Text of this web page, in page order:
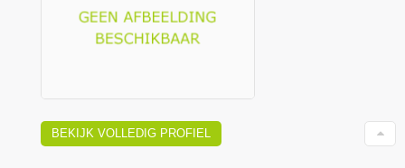
BEKIJK VOLLEDIG PROFIEL